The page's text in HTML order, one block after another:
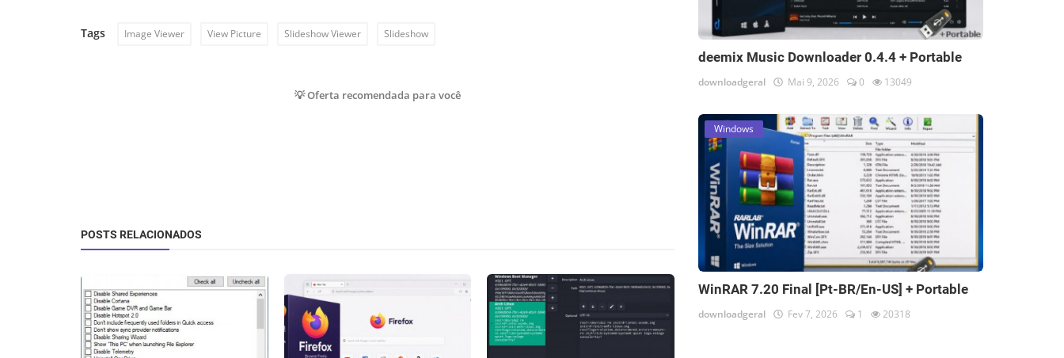
Tags Image Viewer View Picture Slideshow Viewer Slideshow
💡 Oferta recomendada para você
POSTS RELACIONADOS
deemix Music Downloader 0.4.4 + Portable
downloadgeral Mai 9, 2026 0 13049
Windows
WinRAR 7.20 Final [Pt-BR/En-US] + Portable
downloadgeral Fev 7, 2026 1 20318